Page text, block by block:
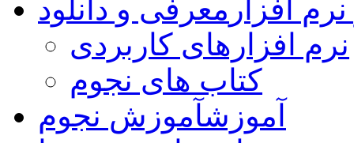
افزار معرفی و دانلود
نرم افزارهای کاربردی
کتاب های نجوم
آموزشآموزش نجوم